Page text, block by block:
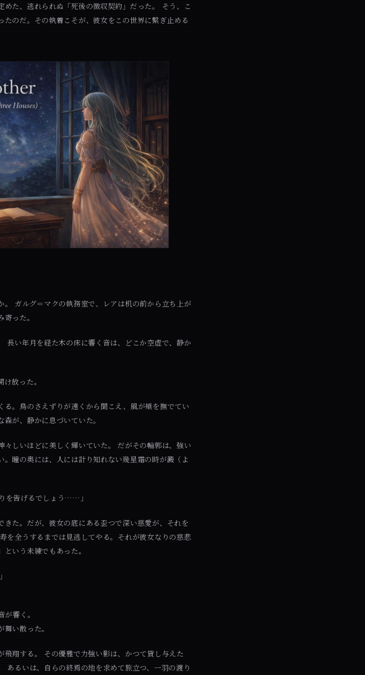
た、逃れられぬ「死後の徴収契約」だった。 そう、こ
のだ。その執着こそが、彼女をこの世界に繋ぎ止める
。 ガルグ＝マクの執務室で、レアは机の前から立ち上が
った。
長い年月を経た木の床に響く音は、どこか空虚で、静か
放った。
。鳥のさえずりが遠くから聞こえ、風が頬を撫でてい
が、静かに息づいていた。
しいほどに美しく輝いていた。 だがその輪郭は、強い
瞳の奥には、人には計り知れない幾星霜の時が澱（よ
を告げるでしょう……」
た。だが、彼女の底にある歪つで深い慈愛が、それを
を全うするまでは見逃してやる。それが彼女なりの慈悲
いう未練でもあった。
が響く。
い散った。
翔する。 その優雅で力強い影は、かつて貸し与えた
あるいは、自らの終焉の地を求めて旅立つ、一羽の渡り